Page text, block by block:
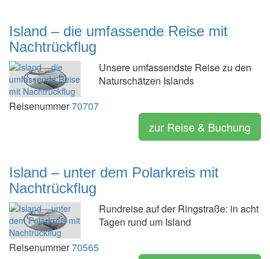
Island – die umfassende Reise mit
Nachtrückflug
Unsere umfassendste Reise zu den
Naturschätzen Islands
Reisenummer70707
zur Reise & Buchung
Island – unter dem Polarkreis mit
Nachtrückflug
Rundreise auf der Ringstraße: in acht
Tagen rund um Island
Reisenummer70565